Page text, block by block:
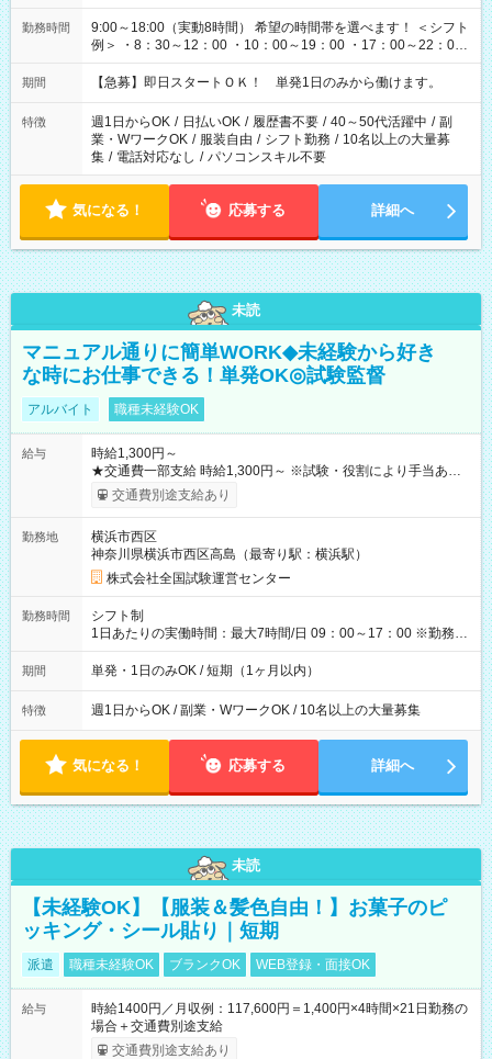
勤務時間
9:00～18:00（実動8時間） 希望の時間帯を選べます！ ＜シフト
例＞ ・8：30～12：00 ・10：00～19：00 ・17：00～22：00
・13：00～22：00 ・22：00～翌6：00 など
期間 【急募】即日スタートＯＫ！ 単発1日のみから働けます。
特徴 週1日からOK / 日払いOK / 履歴書不要 / 40～50代活躍中 / 副
業・WワークOK / 服装自由 / シフト勤務 / 10名以上の大量募
集 / 電話対応なし / パソコンスキル不要
気になる！ 応募する 詳細へ
未読
マニュアル通りに簡単WORK◆未経験から好き
な時にお仕事できる！単発OK◎試験監督
アルバイト 職種未経験OK
給与
時給1,300円～
★交通費一部支給 時給1,300円～ ※試験・役割により手当あり
※勤務回数により昇給あり 【即給（前払い）オプションあ
り！】 希望される場合、勤務から1週間ほどで給与の一部を受け
例】 ・河合塾模擬試験 8:30～17:30（休憩1時間） 時給1,300円
×8時間＝日収10,400円＋交通費 ※当日の役割により時給＋100
円の場合あり ・国家試験 7:00～13:30（休憩なし） 時給1,300
円（役割手当＋100円）×6時間＝日収8,400円＋交通費 【試用期
間】試用期間なし
交通費別途支給あり
勤務地
横浜市西区
神奈川県横浜市西区高島（最寄り駅：横浜駅）
株式会社全国試験運営センター
勤務時間
シフト制
1日あたりの実働時間：最大7時間/日 09：00～17：00 ※勤務時
間は 試験により異なります。
期間 単発・1日のみOK / 短期（1ヶ月以内）
特徴 週1日からOK / 副業・WワークOK / 10名以上の大量募集
気になる！ 応募する 詳細へ
未読
【未経験OK】【服装＆髪色自由！】お菓子のピ
ッキング・シール貼り｜短期
派遣 職種未経験OK ブランクOK WEB登録・面接OK
給与
時給1400円／月収例：117,600円＝1,400円×4時間×21日勤務の
場合＋交通費別途支給
交通費別途支給あり